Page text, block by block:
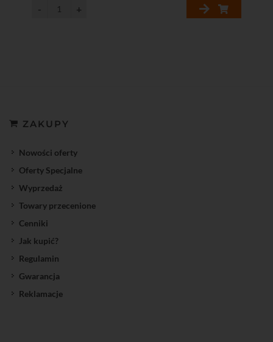
ZAKUPY
Nowości oferty
Oferty Specjalne
Wyprzedaż
Towary przecenione
Cenniki
Jak kupić?
Regulamin
Gwarancja
Reklamacje